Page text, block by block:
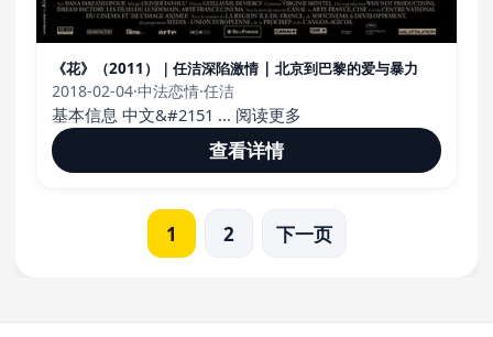
《花》（2011）｜任洁深陷激情 | 北京到巴黎的爱与暴力
2018-02-04·中法恋情·任洁
基本信息 中文&#2151 ... 阅读更多
查看详情
1 2 下一页